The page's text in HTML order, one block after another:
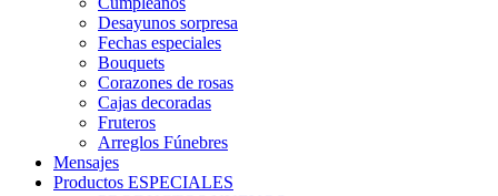
Desayunos sorpresa
Fechas especiales
Bouquets
Corazones de rosas
Cajas decoradas
Fruteros
Arreglos Fúnebres
Mensajes
Productos ESPECIALES